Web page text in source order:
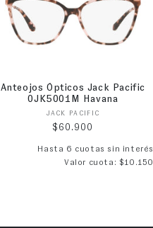
Anteojos Ópticos Jack Pacific
0JK5001M Havana
Proveedor:
JACK PACIFIC
Precio habitual
$60.900
Hasta 6 cuotas sin interés
Valor cuota: $10.150